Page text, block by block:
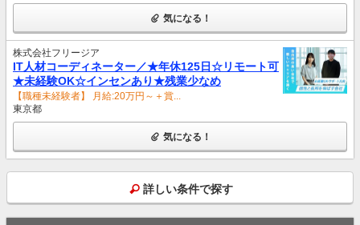
気になる！
株式会社フリージア
IT人材コーディネーター／★年休125日☆リモート可
★未経験OK☆インセンあり★残業少なめ
【職種未経験者】 月給:20万円～＋賞...
東京都
気になる！
詳しい条件で探す